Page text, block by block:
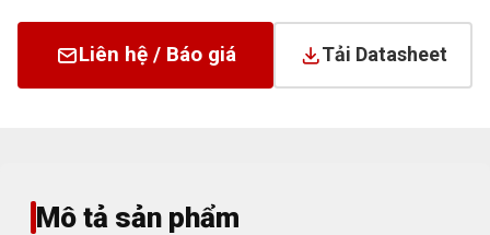
Liên hệ / Báo giá Tải Datasheet
Mô tả sản phẩm